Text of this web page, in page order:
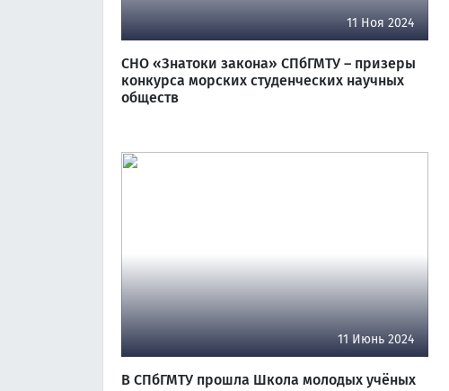
11 Ноя 2024
СНО «Знатоки закона» СПбГМТУ – призеры
конкурса морских студенческих научных
обществ
11 Июнь 2024
В СПбГМТУ прошла Школа молодых учёных